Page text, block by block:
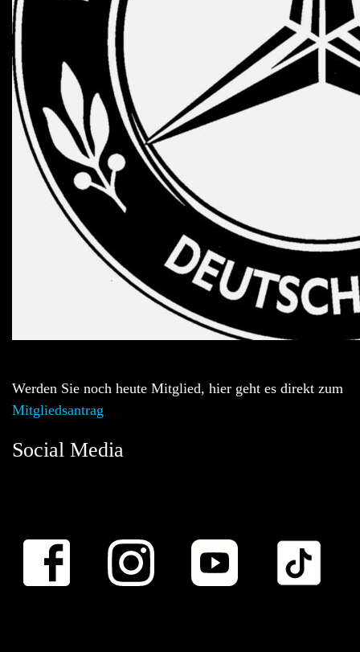
Werden Sie noch heute Mitglied, hier geht es direkt zum
Mitgliedsantrag
Social Media